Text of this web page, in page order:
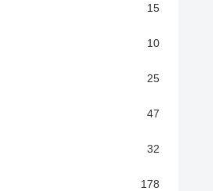
15
10
25
47
32
178